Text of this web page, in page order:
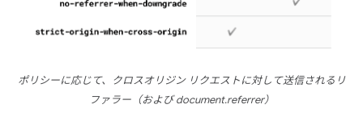
ポリシーに応じて、クロスオリジン リクエストに対して送信されるリ
ファラー（および document.referrer）